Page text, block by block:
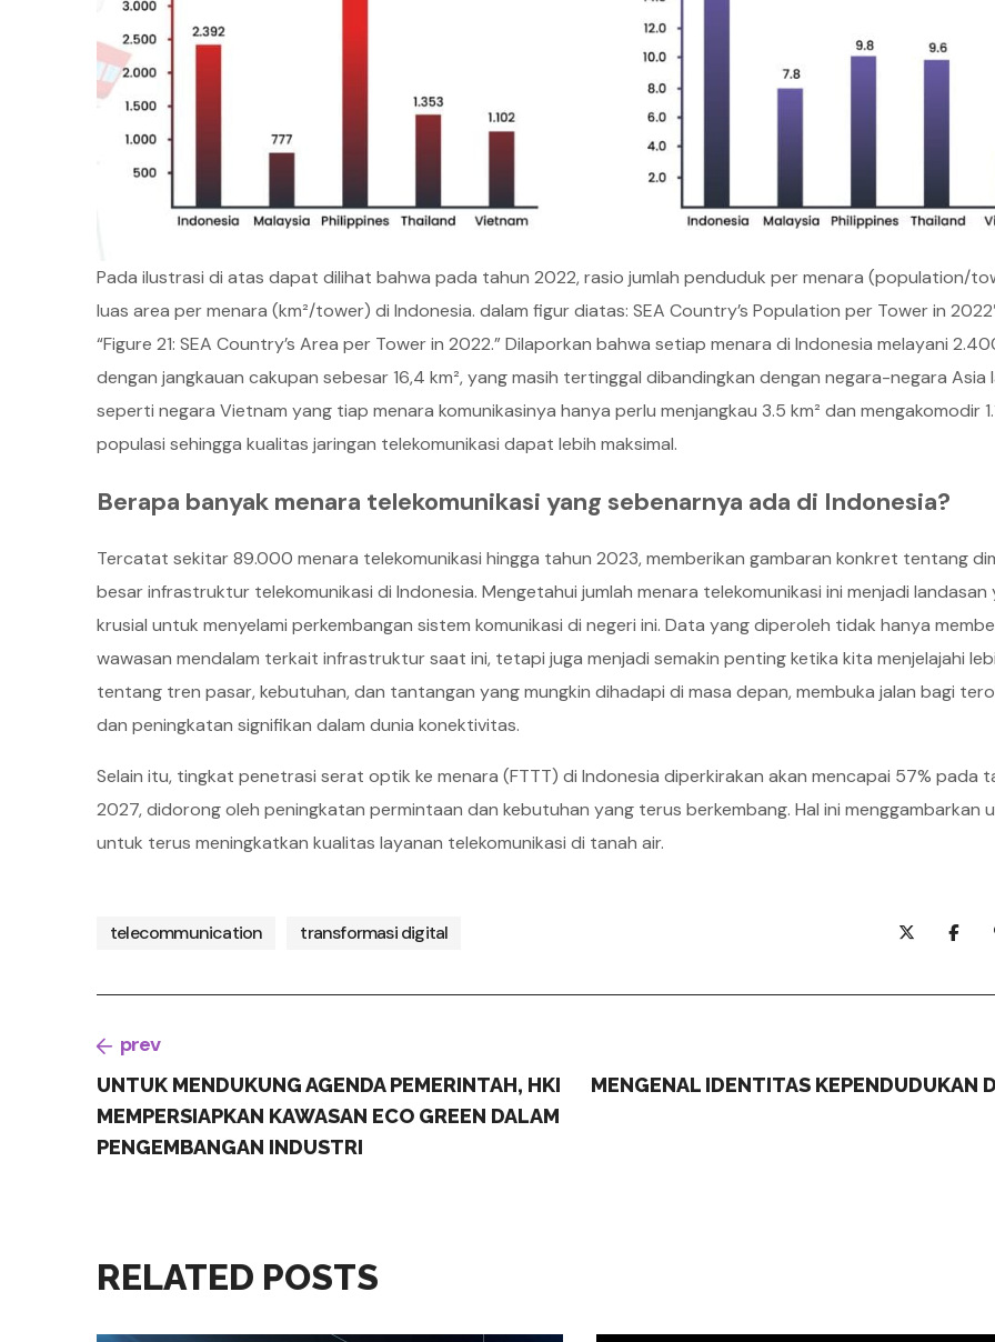
Pada ilustrasi di atas dapat dilihat bahwa pada tahun 2022, rasio jumlah penduduk per menara (population/
luas area per menara (km²/tower) di Indonesia. dalam figur diatas: SEA Country’s Population per Tower in
“Figure 21: SEA Country’s Area per Tower in 2022.” Dilaporkan bahwa setiap menara di Indonesia melayani
dengan jangkauan cakupan sebesar 16,4 km², yang masih tertinggal dibandingkan dengan negara-negara Asia
seperti negara Vietnam yang tiap menara komunikasinya hanya perlu menjangkau 3.5 km² dan mengakomodir
populasi sehingga kualitas jaringan telekomunikasi dapat lebih maksimal.
Berapa banyak menara telekomunikasi yang sebenarnya ada di Indonesia?
Tercatat sekitar 89.000 menara telekomunikasi hingga tahun 2023, memberikan gambaran konkret tentang
besar infrastruktur telekomunikasi di Indonesia. Mengetahui jumlah menara telekomunikasi ini menjadi landasan
krusial untuk menyelami perkembangan sistem komunikasi di negeri ini. Data yang diperoleh tidak hanya
wawasan mendalam terkait infrastruktur saat ini, tetapi juga menjadi semakin penting ketika kita menjelajahi
tentang tren pasar, kebutuhan, dan tantangan yang mungkin dihadapi di masa depan, membuka jalan bagi
dan peningkatan signifikan dalam dunia konektivitas.
Selain itu, tingkat penetrasi serat optik ke menara (FTTT) di Indonesia diperkirakan akan mencapai 57% pada
2027, didorong oleh peningkatan permintaan dan kebutuhan yang terus berkembang. Hal ini menggambarkan
untuk terus meningkatkan kualitas layanan telekomunikasi di tanah air.
telecommunication transformasi digital
prev
UNTUK MENDUKUNG AGENDA PEMERINTAH, HKI
MEMPERSIAPKAN KAWASAN ECO GREEN DALAM
PENGEMBANGAN INDUSTRI
MENGENAL IDENTITAS KEPENDUDUKAN
RELATED POSTS